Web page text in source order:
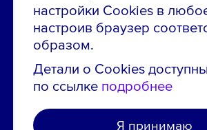
настройки Cookies в
настроив браузер
образом.
Детали о Cookies доступны
по ссылке подробнее
Я принимаю
Политика конфиденциальности
Политика использования файлов
Пользовательское соглашение об
сайта